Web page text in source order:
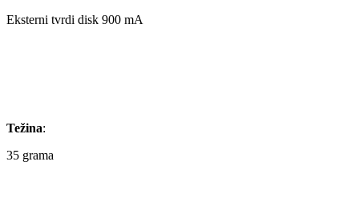
Eksterni tvrdi disk 900 mA
Težina:
35 grama